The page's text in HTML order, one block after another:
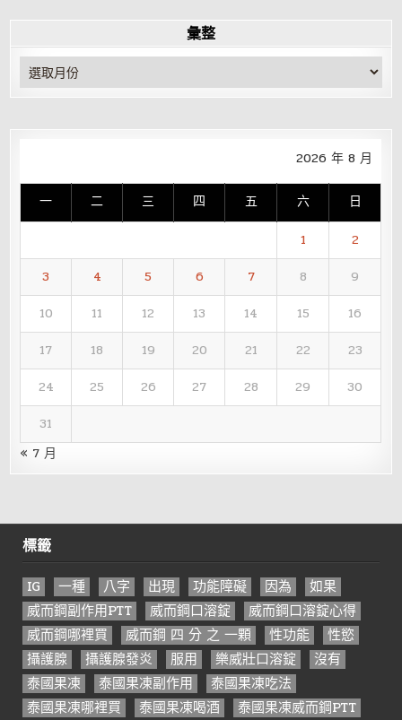
彙整
彙
整
2026 年 8 月
一 二 三 四 五 六 日
1
2
3
4 5 6 7 8
9
10
11 12 13 14 15
16
17
18 19 20 21 22
23
24
25 26 27 28 29
30
31
« 7 月
標籤
IG 一種 八字 出現 功能障礙 因為
如果
威而鋼副作用PTT
威而鋼口溶錠
威而鋼口溶錠心得
威而鋼哪裡買
威而鋼 四 分 之 一顆 性功能
性慾
攝護腺
攝護腺發炎 服用 樂威壯口溶錠
沒有
泰國果凍
泰國果凍副作用
泰國果凍吃法
泰國果凍哪裡買
泰國果凍喝酒
泰國果凍威而鋼PTT